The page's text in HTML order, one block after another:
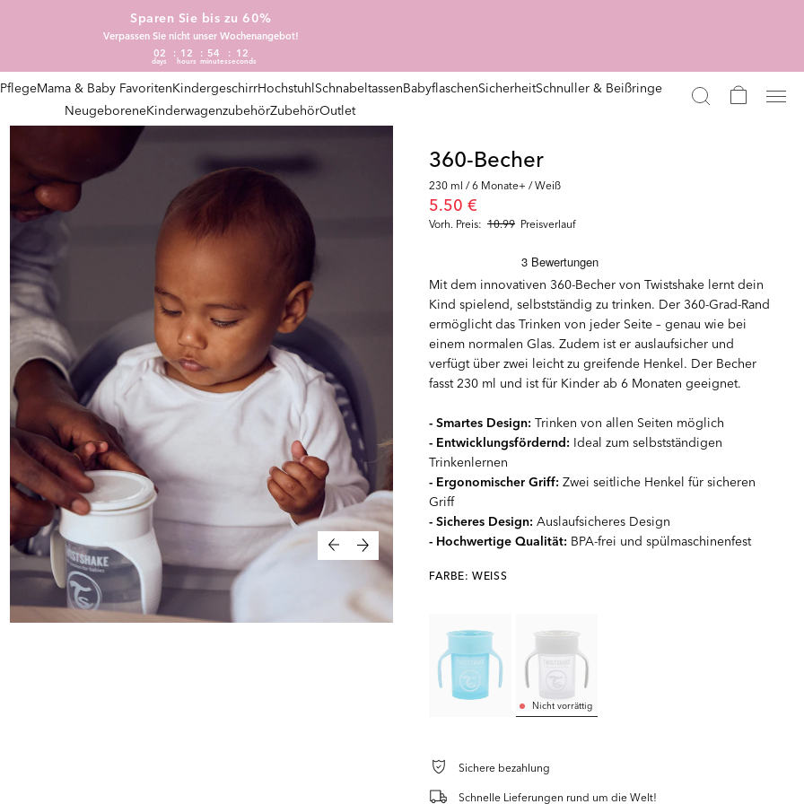
Sparen Sie bis zu 60%
Verpassen Sie nicht unser Wochenangebot!
02
days
12
hours
54
minutes
12
seconds
Mama & Baby FavoritenKindergeschirrHochstuhlSchnabeltassenBabyflaschenSicherheitSchnuller & Beißringe
NeugeboreneKinderwagenzubehörZubehörOutlet
360-Becher
230 ml / 6 Monate+ / Weiß
Vorh. Preis: 10.99
5.50 €
Preisverlauf
Mit dem innovativen 360-Becher von Twistshake lernt dein
Kind spielend, selbstständig zu trinken. Der 360-Grad-Rand
ermöglicht das Trinken von jeder Seite – genau wie bei
einem normalen Glas. Zudem ist er auslaufsicher und
verfügt über zwei leicht zu greifende Henkel. Der Becher
fasst 230 ml und ist für Kinder ab 6 Monaten geeignet.
- Smartes Design: Trinken von allen Seiten möglich
- Entwicklungsfördernd: Ideal zum selbstständigen
Trinkenlernen
- Ergonomischer Griff: Zwei seitliche Henkel für sicheren
Griff
- Sicheres Design: Auslaufsicheres Design
- Hochwertige Qualität: BPA-frei und spülmaschinenfest
FARBE: WEISS
Nicht vorrättig
Sichere bezahlung
Schnelle Lieferungen rund um die Welt!